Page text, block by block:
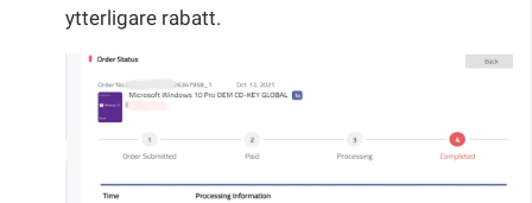
ytterligare rabatt.